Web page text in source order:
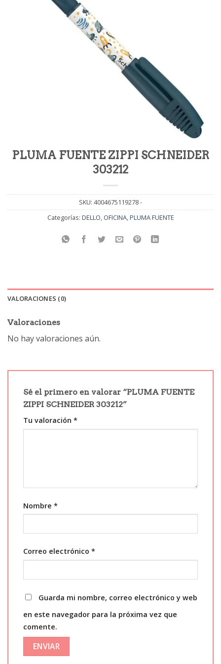
PLUMA FUENTE ZIPPI SCHNEIDER
303212
SKU: 4004675119278 -
Categorías: DELLO, OFICINA,PLUMA FUENTE
VALORACIONES (0)
Valoraciones
No hay valoraciones aún.
Sé el primero en valorar “PLUMA FUENTE
ZIPPI SCHNEIDER 303212”
Tu valoración *
Nombre *
Correo electrónico *
Guarda mi nombre, correo electrónico y web
en este navegador para la próxima vez que
comente.